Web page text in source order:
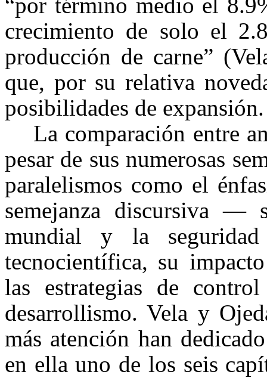
crecimiento de solo el
producción de carne”
que, por su relativa
posibilidades de expansión.
La comparación entre
pesar de sus numerosas
paralelismos como el
semejanza discursiva —
mundial y la
tecnocientífica, su
las estrategias de
desarrollismo. Vela y
más atención han
en ella uno de los seis